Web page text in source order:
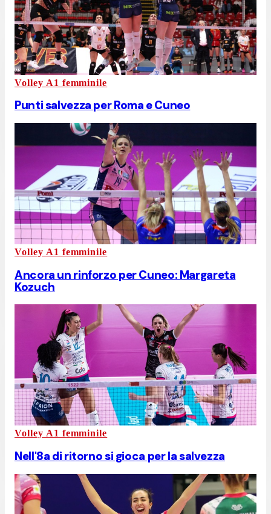
Volley A1 femminile
Punti salvezza per Roma e Cuneo
Volley A1 femminile
Ancora un rinforzo per Cuneo: Margareta
Kozuch
Volley A1 femminile
Nell'8a di ritorno si gioca per la salvezza